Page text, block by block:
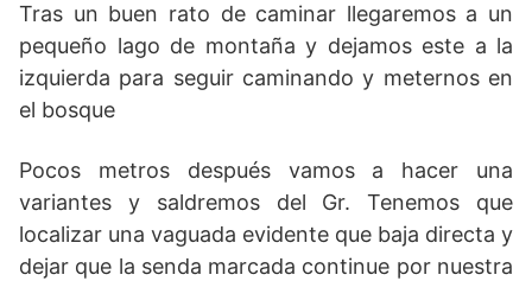
Tras un buen rato de caminar llegaremos a un
pequeño lago de montaña y dejamos este a la
izquierda para seguir caminando y meternos en
el bosque
Pocos metros después vamos a hacer una
variantes y saldremos del Gr. Tenemos que
localizar una vaguada evidente que baja directa y
dejar que la senda marcada continue por nuestra